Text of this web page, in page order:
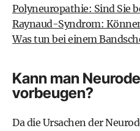
Polyneuropathie: Sind Sie
Raynaud-Syndrom:
Was tun bei einem
Kann man
vorbeugen?
Da die Ursachen der